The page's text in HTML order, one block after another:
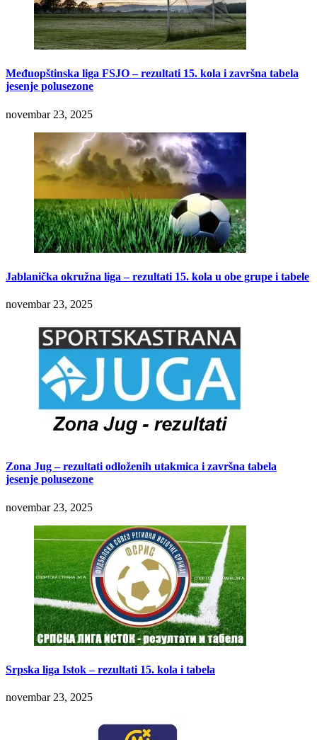
Međuopštinska liga FSJO – rezultati 15. kola i završna tabela
jesenje polusezone
novembar 23, 2025
Jablanička okružna liga – rezultati 15. kola u obe grupe i tabele
novembar 23, 2025
Zona Jug – rezultati odloženih utakmica i završna tabela
jesenje polusezone
novembar 23, 2025
Srpska liga Istok – rezultati 15. kola i tabela
novembar 23, 2025